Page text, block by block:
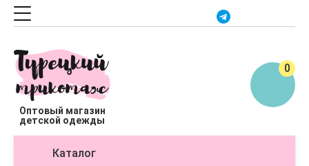
Оптовый магазин
детской одежды
0
Каталог